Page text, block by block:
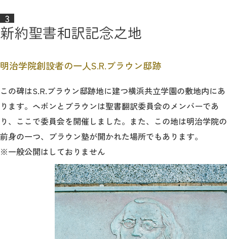
新約聖書和訳記念之地
明治学院創設者の一人S.R.ブラウン邸跡
この碑はS.R.ブラウン邸跡地に建つ横浜共立学園の敷地内にあ
ります。ヘボンとブラウンは聖書翻訳委員会のメンバーであ
り、ここで委員会を開催しました。また、この地は明治学院の
前身の一つ、ブラウン塾が開かれた場所でもあります。
※一般公開はしておりません